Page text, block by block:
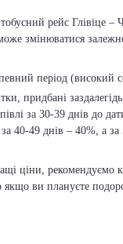
рейс Глівіце –
змінюватися
період (високий
придбані
за 30-39 днів до
40-49 днів – 40%, а за
ціни, рекомендуємо
якщо ви плануєте